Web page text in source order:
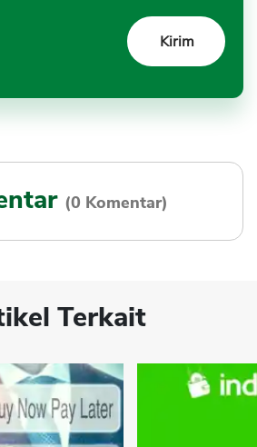
(0 Komentar)
Terkait